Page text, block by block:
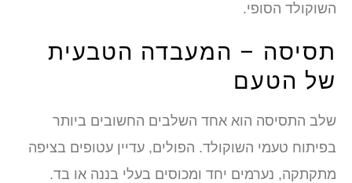
הסופי.
– המעבדה הטבעית
הטעם
התסיסה הוא אחד השלבים החשובים ביותר
טעמי השוקולד. הפולים, עדיין עטופים בציפה
נערמים יחד ומכוסים בעלי בננה או בד.